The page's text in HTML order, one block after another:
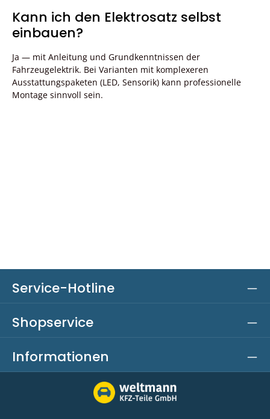
Kann ich den Elektrosatz selbst
einbauen?
Ja — mit Anleitung und Grundkenntnissen der
Fahrzeugelektrik. Bei Varianten mit komplexeren
Ausstattungspaketen (LED, Sensorik) kann professionelle
Montage sinnvoll sein.
Service-Hotline
Shopservice
Informationen